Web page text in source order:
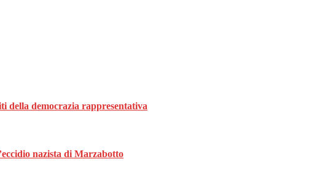
della democrazia rappresentativa
nazista di Marzabotto